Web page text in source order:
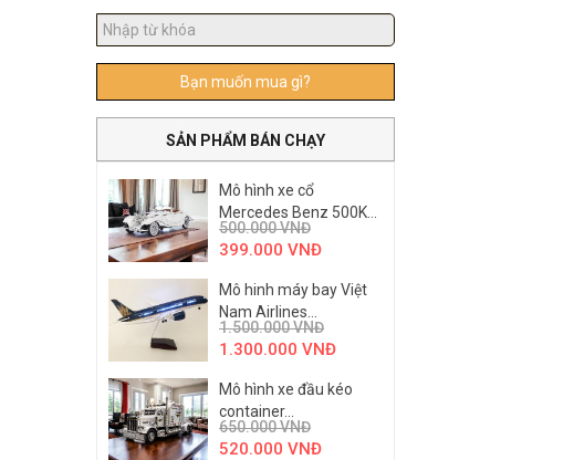
Bạn muốn mua gì?
SẢN PHẨM BÁN CHẠY
Mô hình xe cổ
Mercedes Benz 500K...
500.000VNĐ
399.000 VNĐ
Mô hinh máy bay Việt
Nam Airlines...
1.500.000VNĐ
1.300.000 VNĐ
Mô hình xe đầu kéo
container...
650.000VNĐ
520.000 VNĐ